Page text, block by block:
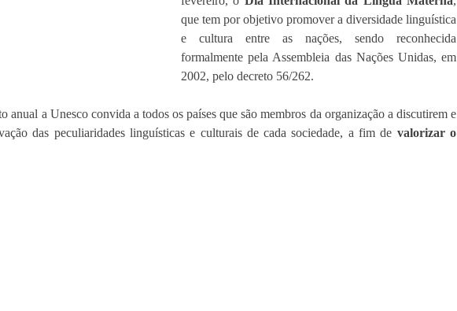
que tem por objetivo promover a diversidade linguística
e cultura entre as nações, sendo reconhecida
formalmente pela Assembleia das Nações Unidas, em
2002, pelo decreto 56/262.
anual a Unesco convida a todos os países que são membros da organização a discutirem e
das peculiaridades linguísticas e culturais de cada sociedade, a fim de valorizar o